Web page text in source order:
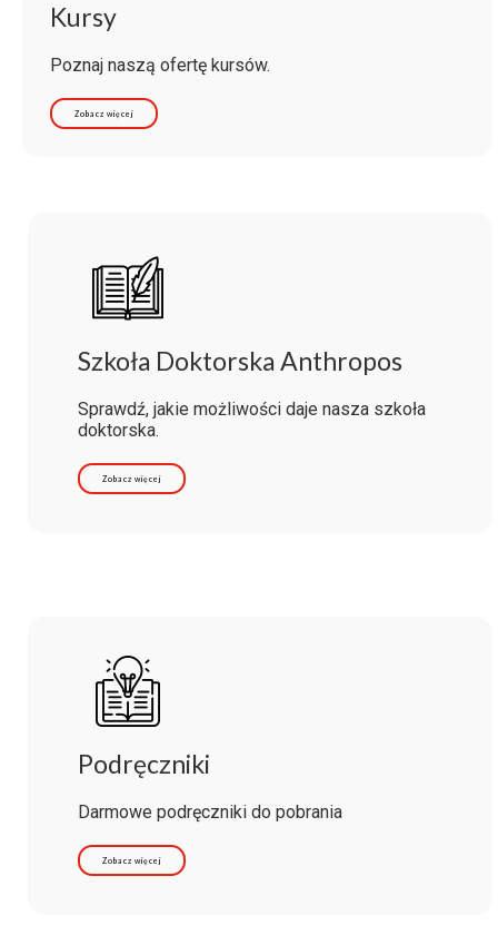
Kursy
Poznaj naszą ofertę kursów.
Zobacz więcej
Szkoła Doktorska Anthropos
Sprawdź, jakie możliwości daje nasza szkoła
doktorska.
Zobacz więcej
Podręczniki
Darmowe podręczniki do pobrania
Zobacz więcej